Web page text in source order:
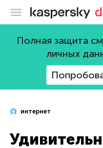
Полная защита
личных
интернет